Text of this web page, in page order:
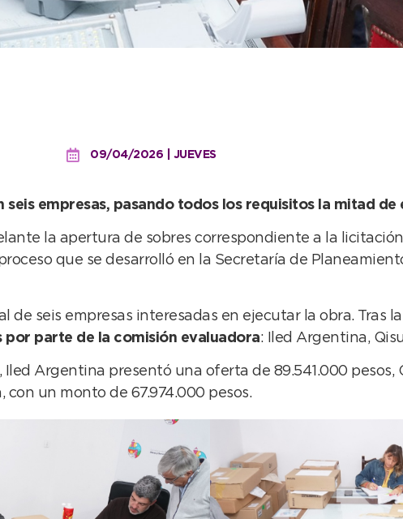
09/04/2026 | JUEVES
empresas, pasando todos los requisitos la mitad de
la apertura de sobres correspondiente a la
que se desarrolló en la Secretaría de
de seis empresas interesadas en ejecutar la obra. Tras
por parte de la comisión evaluadora: Iled Argentina,
Argentina presentó una oferta de 89.541.000 pesos,
un monto de 67.974.000 pesos.